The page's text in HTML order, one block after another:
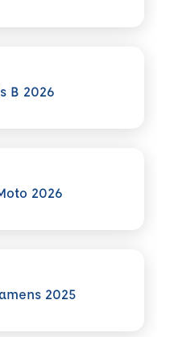
B 2026
2026
2025